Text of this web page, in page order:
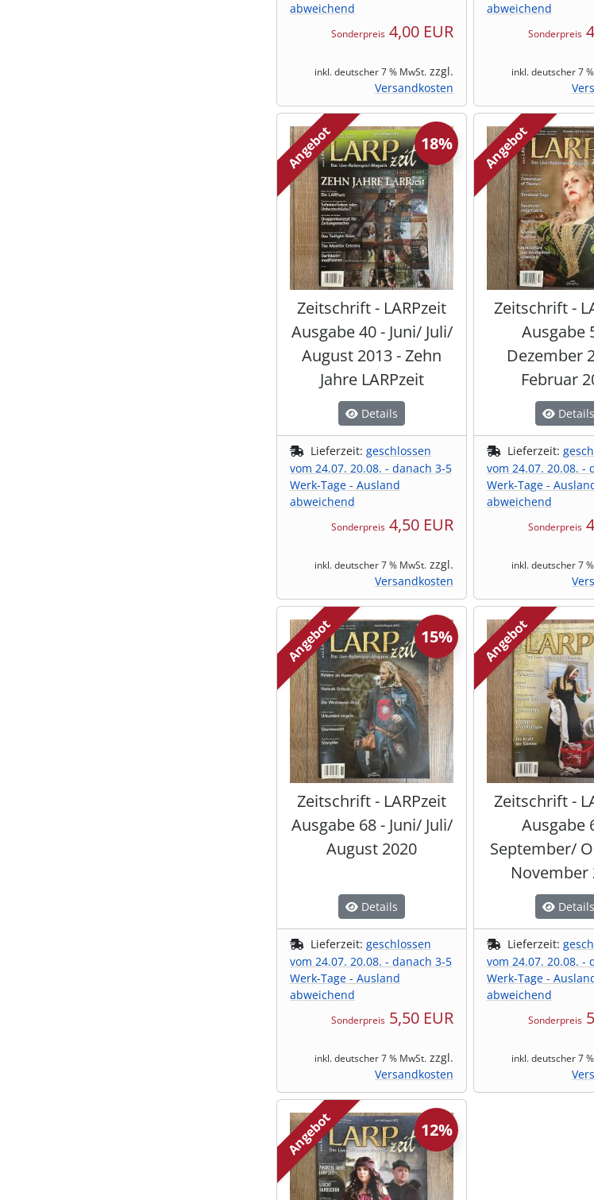
abweichend
Sonderpreis 4,00 EUR
inkl. deutscher 7 % MwSt. zzgl.
Versandkosten
abweichend
Sonderpreis
inkl. deutscher 7
Angebot
Zeitschrift - LARPzeit
Ausgabe 40 - Juni/ Juli/
August 2013 - Zehn
Jahre LARPzeit
Details
Lieferzeit: geschlossen
vom 24.07. 20.08. - danach 3-5
Werk-Tage - Ausland
abweichend
Sonderpreis 4,50 EUR
18%
inkl. deutscher 7 % MwSt. zzgl.
Versandkosten
Angebot
Zeitschrift -
Ausgabe
Dezember
Februar
Details
Lieferzeit:
vom 24.07. 20.08. -
Werk-Tage -
abweichend
Sonderpreis
inkl. deutscher 7
Angebot
Zeitschrift - LARPzeit
Ausgabe 68 - Juni/ Juli/
August 2020
Details
Lieferzeit: geschlossen
vom 24.07. 20.08. - danach 3-5
Werk-Tage - Ausland
abweichend
Sonderpreis 5,50 EUR
15%
inkl. deutscher 7 % MwSt. zzgl.
Versandkosten
Angebot
Zeitschrift -
Ausgabe
September/
November
Details
Lieferzeit:
vom 24.07. 20.08. -
Werk-Tage -
abweichend
Sonderpreis
inkl. deutscher 7
Angebot 12%